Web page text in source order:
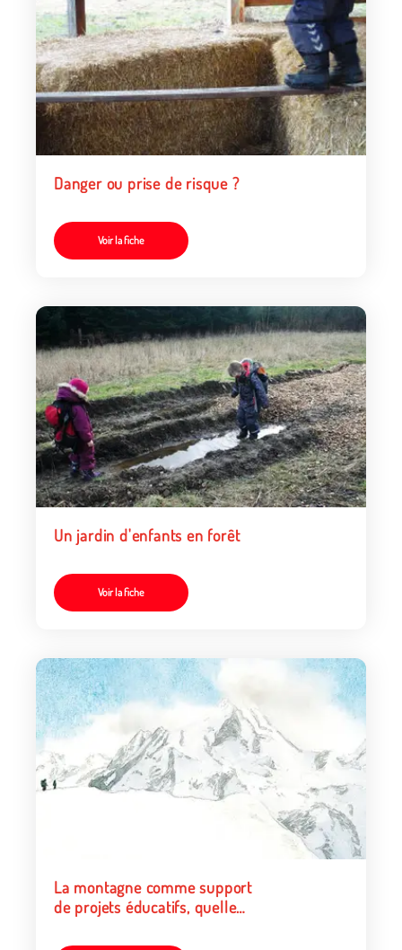
Danger ou prise de risque ?
Voir la fiche
Un jardin d'enfants en forêt
Voir la fiche
La montagne comme support
de projets éducatifs, quelle